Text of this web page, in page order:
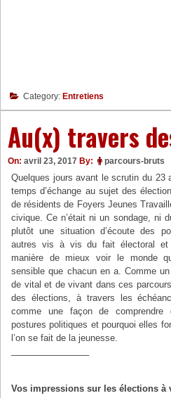
Category: Entretiens
Au(x) travers
On: avril 23, 2017 By: parcours-bruts
Quelques jours avant le scrutin du 23
temps d’échange au sujet des
de résidents de Foyers Jeunes
civique. Ce n’était ni un sondage, ni
plutôt une situation d’écoute des
autres vis à vis du fait électoral et
manière de mieux voir le monde
sensible que chacun en a. Comme
de vital et de vivant dans ces
des élections, à travers les
comme une façon de comprendre
postures politiques et pourquoi elles
l’on se fait de la jeunesse.
————————–
Vos impressions sur les élections à